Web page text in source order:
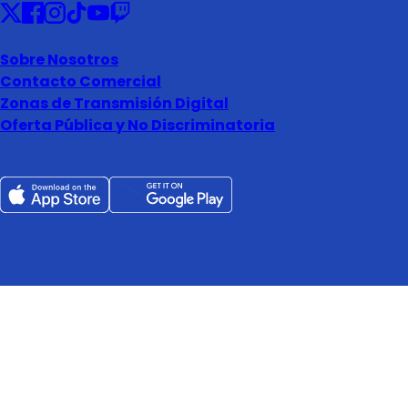
Sobre Nosotros
Contacto Comercial
Zonas de Transmisión Digital
Oferta Pública y No Discriminatoria